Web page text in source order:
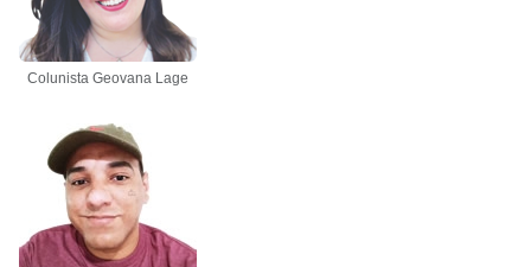
Colunista Geovana Lage